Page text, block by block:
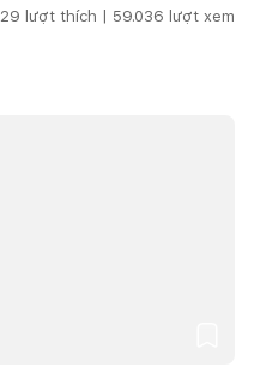
29 lượt thích | 59.036 lượt xem